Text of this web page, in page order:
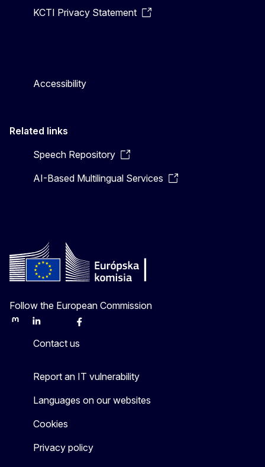
KCTI Privacy Statement
Accessibility
Related links
Speech Repository
AI-Based Multilingual Services
Follow the European Commission
MastodonLinkedInBlueskyFacebook
Contact us
Report an IT vulnerability
Languages on our websites
Cookies
Privacy policy